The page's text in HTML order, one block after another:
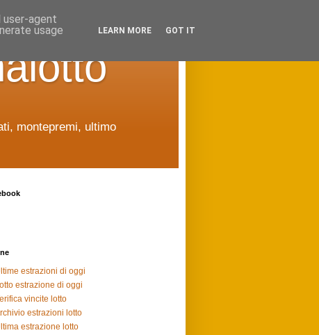
montepremi, ultimo
estrazioni di oggi
estrazione di oggi
vincite lotto
estrazioni lotto
estrazione lotto
user-agent
usage
LEARN MORE GOT IT